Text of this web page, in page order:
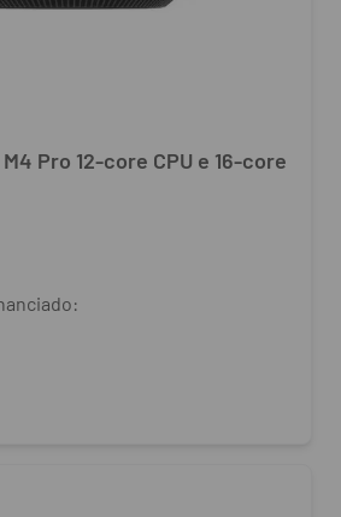
Pro 12‑core CPU e 16‑core